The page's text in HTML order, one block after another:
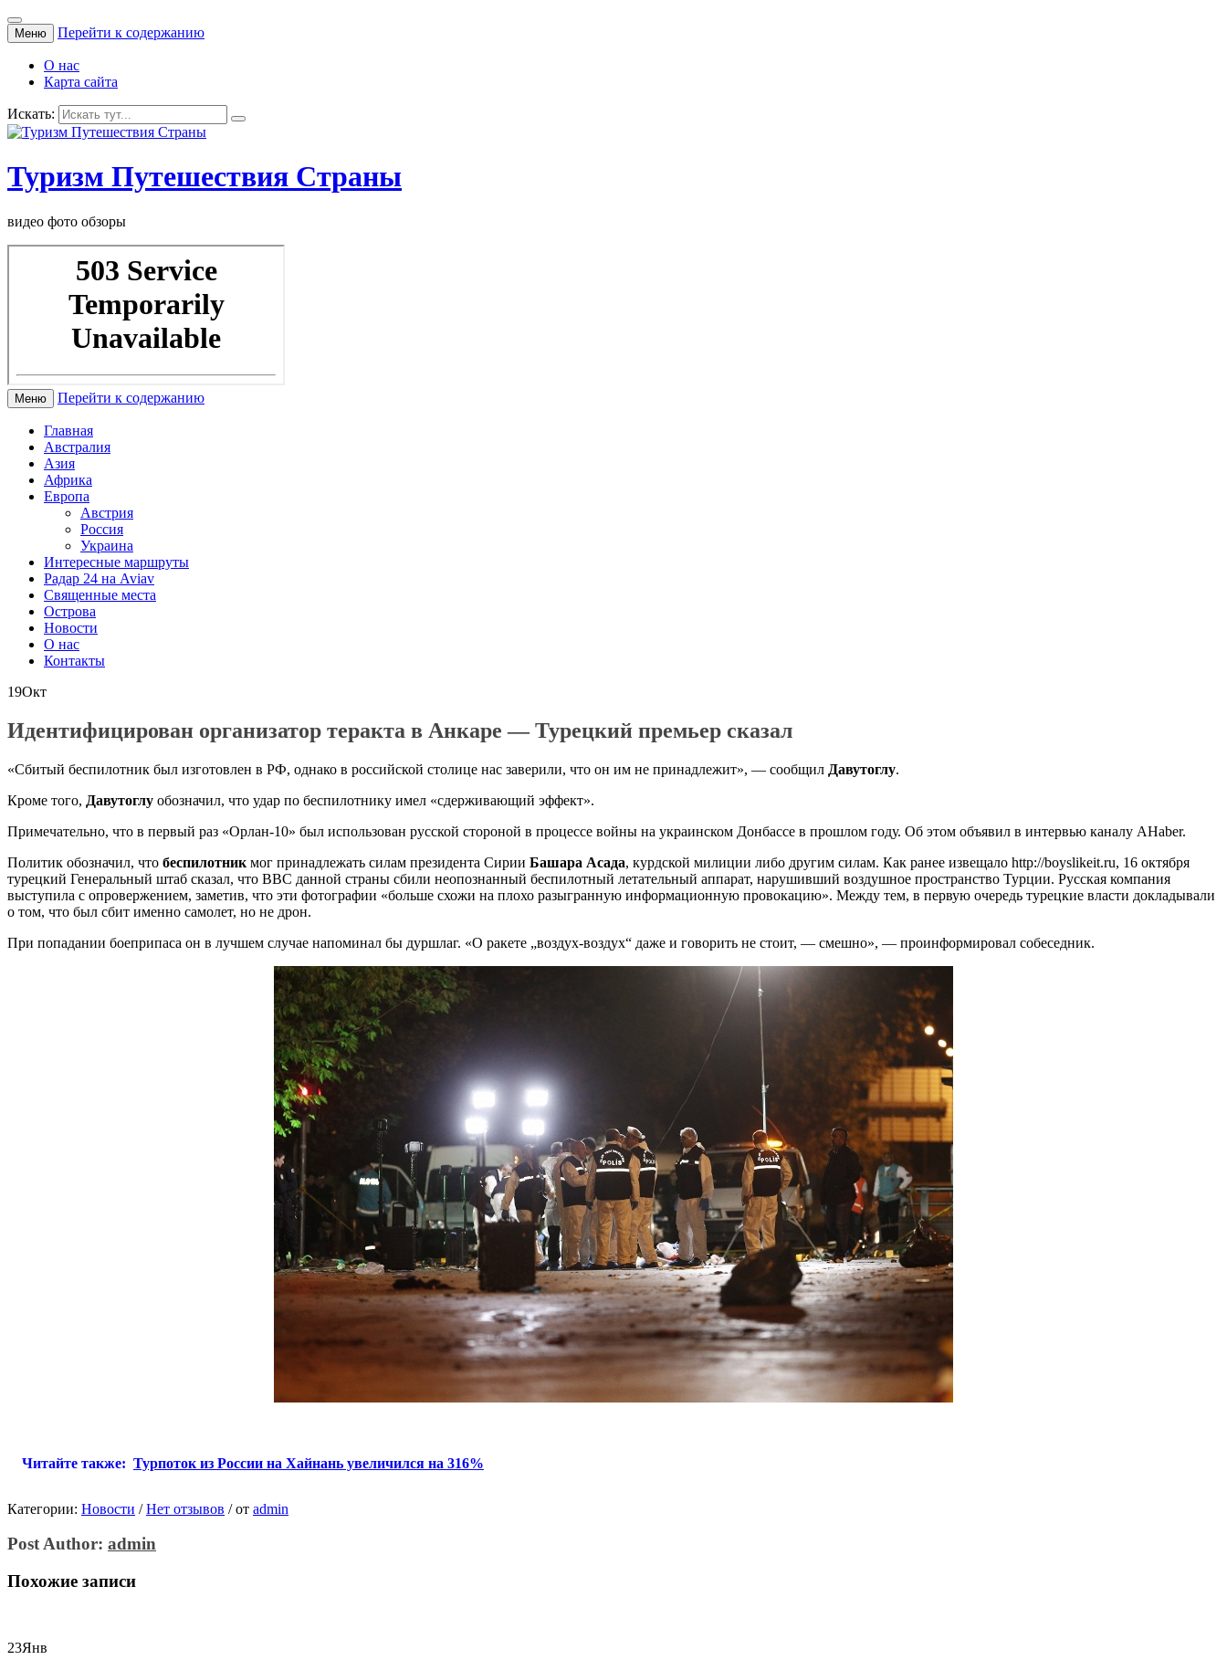
Меню Перейти к содержанию
О нас
Карта сайта
Искать:
Туризм Путешествия Страны
видео фото обзоры
Меню Перейти к содержанию
Главная
Австралия
Азия
Африка
Европа
Австрия
Россия
Украина
Интересные маршруты
Радар 24 на Aviav
Священные места
Острова
Новости
О нас
Контакты
19Окт
Идентифицирован организатор теракта в Анкаре — Турецкий премьер сказал
«Сбитый беспилотник был изготовлен в РФ, однако в российской столице нас заверили, что он им не принадлежит», — сообщил Давутоглу.
Кроме того, Давутоглу обозначил, что удар по беспилотнику имел «сдерживающий эффект».
Примечательно, что в первый раз «Орлан-10» был использован русской стороной в процессе войны на украинском Донбассе в прошлом году. Об этом объявил в интервью каналу AHaber.
Политик обозначил, что беспилотник мог принадлежать силам президента Сирии Башара Асада, курдской милиции либо другим силам. Как ранее извещало http://boyslikeit.ru, 16 октября
турецкий Генеральный штаб сказал, что ВВС данной страны сбили неопознанный беспилотный летательный аппарат, нарушивший воздушное пространство Турции. Русская компания
выступила с опровержением, заметив, что эти фотографии «больше схожи на плохо разыгранную информационную провокацию». Между тем, в первую очередь турецкие власти докладывали
о том, что был сбит именно самолет, но не дрон.
При попадании боеприпаса он в лучшем случае напоминал бы дуршлаг. «О ракете „воздух-воздух“ даже и говорить не стоит, — смешно», — проинформировал собеседник.
Читайте также: Турпоток из России на Хайнань увеличился на 316%
Категории: Новости / Нет отзывов /от admin
Post Author: admin
Похожие записи
23Янв